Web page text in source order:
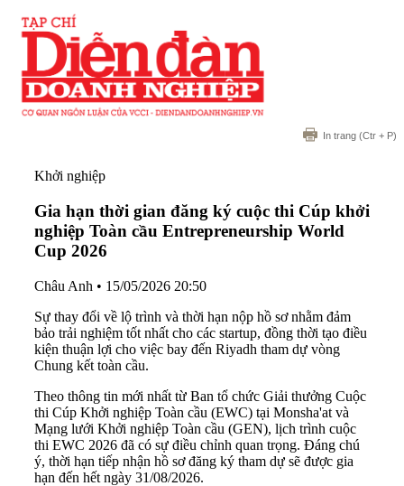
In trang (Ctr + P)
Khởi nghiệp
Gia hạn thời gian đăng ký cuộc thi Cúp khởi
nghiệp Toàn cầu Entrepreneurship World
Cup 2026
Châu Anh • 15/05/2026 20:50
Sự thay đổi về lộ trình và thời hạn nộp hồ sơ nhằm đảm
bảo trải nghiệm tốt nhất cho các startup, đồng thời tạo điều
kiện thuận lợi cho việc bay đến Riyadh tham dự vòng
Chung kết toàn cầu.
Theo thông tin mới nhất từ Ban tổ chức Giải thưởng Cuộc
thi Cúp Khởi nghiệp Toàn cầu (EWC) tại Monsha'at và
Mạng lưới Khởi nghiệp Toàn cầu (GEN), lịch trình cuộc
thi EWC 2026 đã có sự điều chỉnh quan trọng. Đáng chú
ý, thời hạn tiếp nhận hồ sơ đăng ký tham dự sẽ được gia
hạn đến hết ngày 31/08/2026.